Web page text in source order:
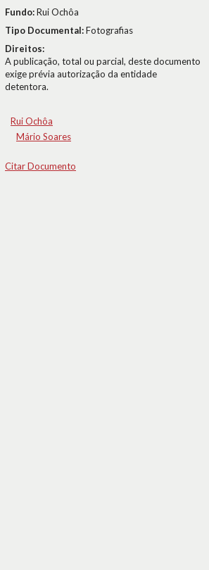
Fundo:Rui Ochôa
Tipo Documental:Fotografias
Direitos:
A publicação, total ou parcial, deste documento
exige prévia autorização da entidade
detentora.
Rui Ochôa
Mário Soares
Citar Documento